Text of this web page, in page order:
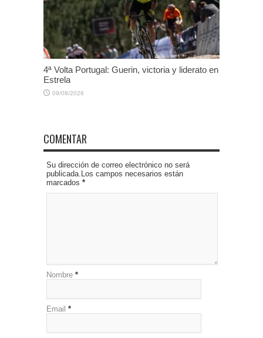
4ª Volta Portugal: Guerin, victoria y liderato en
Estrela
09/08/2026
COMENTAR
Su dirección de correo electrónico no será
publicada.Los campos necesarios están
marcados *
Nombre *
Email *